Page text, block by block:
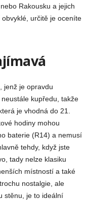
Rakousku a jejich
určitě je oceníte
jenž je opravdu
kupředu, takže
je vhodná do 21.
hodiny mohou
baterie (R14) a nemusí
tehdy, když jste
tady nelze klasiku
místností a také
nostalgie, ale
stěnu, je to ideální